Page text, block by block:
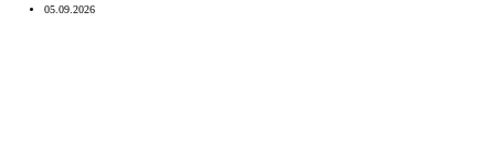
05.09.2026